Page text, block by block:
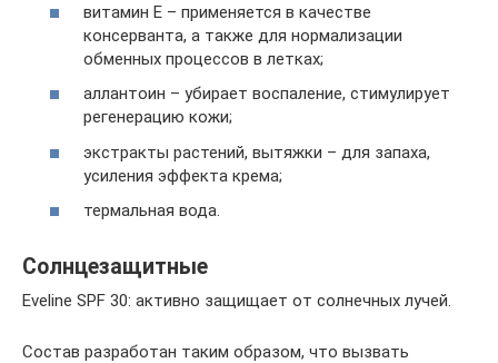
витамин Е – применяется в качестве
консерванта, а также для нормализации
обменных процессов в летках;
аллантоин – убирает воспаление, стимулирует
регенерацию кожи;
экстракты растений, вытяжки – для запаха,
усиления эффекта крема;
термальная вода.
Солнцезащитные
Eveline SPF 30: активно защищает от солнечных лучей.
Состав разработан таким образом, что вызвать